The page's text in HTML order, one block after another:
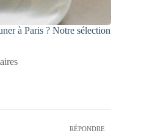
à Paris ? Notre sélection
RÉPONDRE